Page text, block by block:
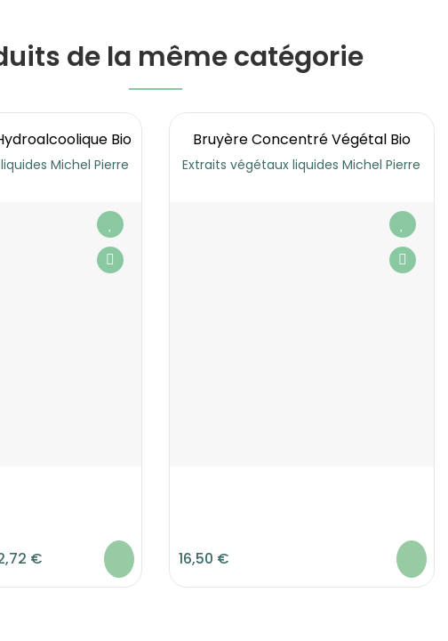
de la même catégorie
Bio
Michel Pierre
€
Bruyère Concentré Végétal Bio
Extraits végétaux liquides Michel Pierre
16,50 €